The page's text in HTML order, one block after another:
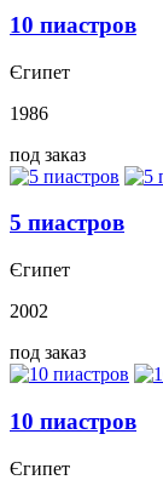
10 пиастров
Єгипет
1986
под заказ
5 пиастров
Єгипет
2002
под заказ
10 пиастров
Єгипет